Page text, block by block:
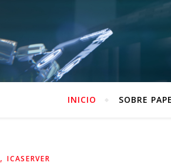
INICIO SOBRE
,ICASERVER